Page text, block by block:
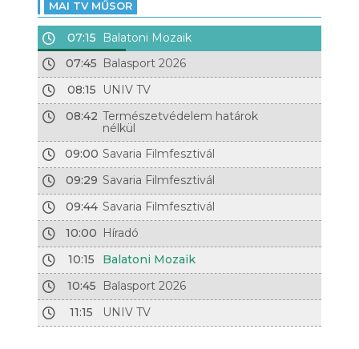
MAI TV MŰSOR
07:15
Balatoni Mozaik
07:45 Balasport 2026
08:15
UNIV TV
08:42 Természetvédelem határok
nélkül
09:00 Savaria Filmfesztivál
09:29 Savaria Filmfesztivál
09:44 Savaria Filmfesztivál
10:00 Híradó
10:15
Balatoni Mozaik
10:45
Balasport 2026
11:15
UNIV TV